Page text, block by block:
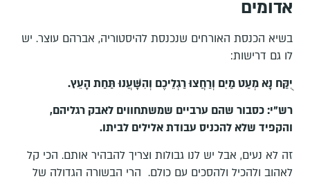
אדומים
בשיא הכנסת האורחים שנכנסת להיסטוריה, אברהם עוצר. יש
לו גם דרישות:
יֻקַּח נָא מְעַט מַיִם וְרַחֲצוּ רַגְלֵיכֶם וְהִשָּׁעֲנוּ תַּחַת הָעֵץ.
רש"י: כסבור שהם ערביים שמשתחווים לאבק רגליהם,
והקפיד שלא להכניס עבודת אלילים לביתו.
זה לא נעים, אבל יש לנו גבולות וצריך להבהיר אותם. הכי קל
לאהוב ולהכיל ולהסכים עם כולם. הרי הבשורה הגדולה של